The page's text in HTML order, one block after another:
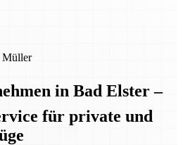
Müller
in Bad Elster –
für private und